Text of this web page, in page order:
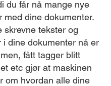
du får nå mange nye
med dine dokumenter.
skrevne tekster og
i dine dokumenter nå er
fått tagger blitt
etc gjør at maskinen
om hvordan alle dine